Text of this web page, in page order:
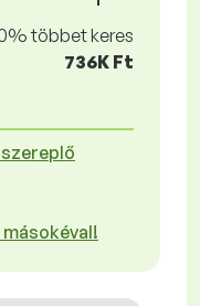
többet keres
736K Ft